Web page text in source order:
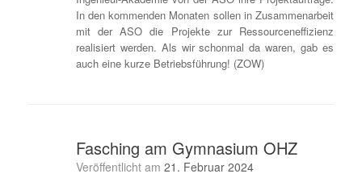
In den kommenden Monaten sollen in Zusammenarbeit
mit der ASO die Projekte zur Ressourceneffizienz
realisiert werden. Als wir schonmal da waren, gab es
auch eine kurze Betriebsführung! (ZOW)
Fasching am Gymnasium OHZ
Veröffentlicht am 21. Februar 2024